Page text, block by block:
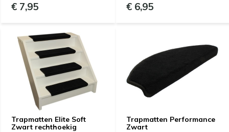
€ 7,95 € 6,95
Trapmatten Elite Soft
Zwart rechthoekig
Trapmatten Performance
Zwart